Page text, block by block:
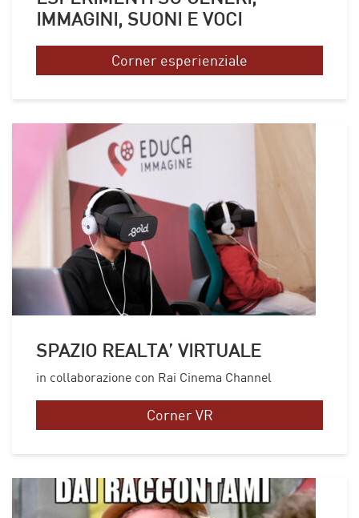
IMMAGINI, SUONI E VOCI
Corner esperienziale
SPAZIO REALTA’ VIRTUALE
in collaborazione con Rai Cinema Channel
Corner VR